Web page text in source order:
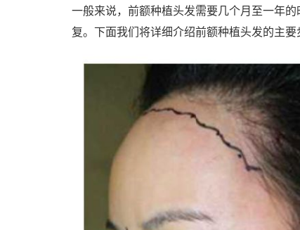
一般来说，前额种植头发需要几个月至一年
复。下面我们将详细介绍前额种植头发的主要